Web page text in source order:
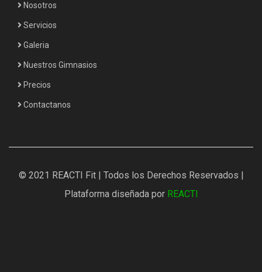
Nosotros
Servicios
Galeria
Nuestros Gimnasios
Precios
Contactanos
© 2021 REACTI Fit | Todos los Derechos Reservados |
Plataforma diseñada por REACTI